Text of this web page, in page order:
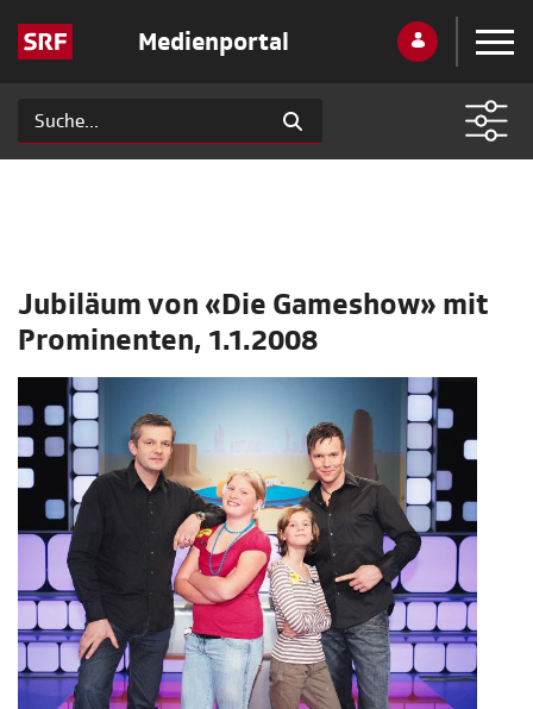
Medienportal
Jubiläum von «Die Gameshow» mit
Prominenten, 1.1.2008